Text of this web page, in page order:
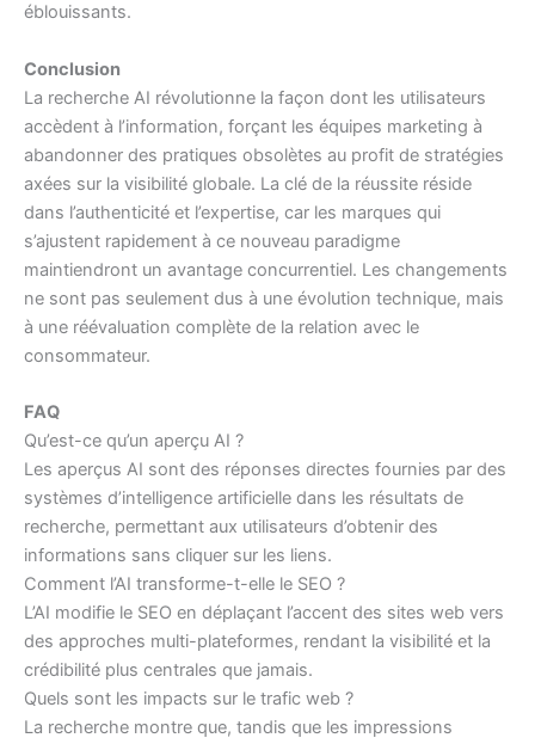
éblouissants.
Conclusion
La recherche AI révolutionne la façon dont les utilisateurs
accèdent à l’information, forçant les équipes marketing à
abandonner des pratiques obsolètes au profit de stratégies
axées sur la visibilité globale. La clé de la réussite réside
dans l’authenticité et l’expertise, car les marques qui
s’ajustent rapidement à ce nouveau paradigme
maintiendront un avantage concurrentiel. Les changements
ne sont pas seulement dus à une évolution technique, mais
à une réévaluation complète de la relation avec le
consommateur.
FAQ
Qu’est-ce qu’un aperçu AI ?
Les aperçus AI sont des réponses directes fournies par des
systèmes d’intelligence artificielle dans les résultats de
recherche, permettant aux utilisateurs d’obtenir des
informations sans cliquer sur les liens.
Comment l’AI transforme-t-elle le SEO ?
L’AI modifie le SEO en déplaçant l’accent des sites web vers
des approches multi-plateformes, rendant la visibilité et la
crédibilité plus centrales que jamais.
Quels sont les impacts sur le trafic web ?
La recherche montre que, tandis que les impressions